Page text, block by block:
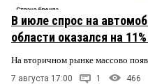
В июле спрос на
области оказался на
На вторичном рынке массово
7 августа 17:00 1 466